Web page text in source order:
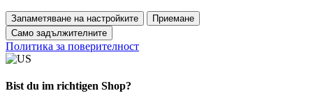
Запаметяване на настройките
Приемане
Само задължителните
Политика за поверителност
Bist du im richtigen Shop?